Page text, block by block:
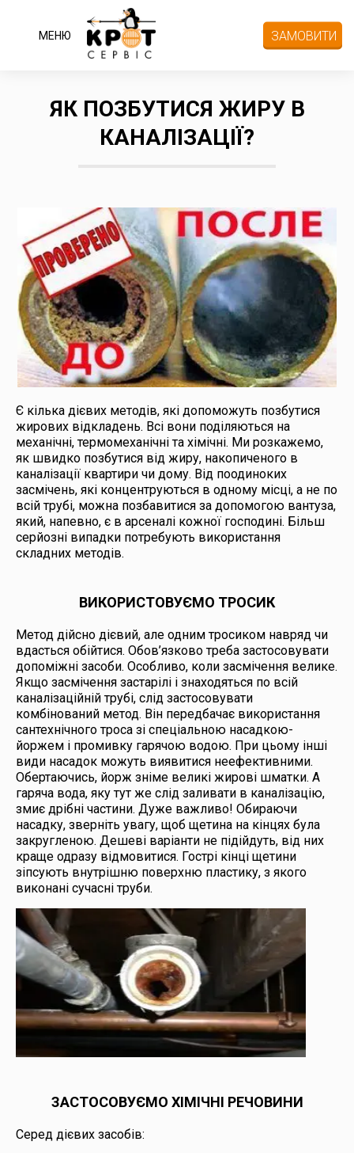
МЕНЮ ЗАМОВИТИ
ЯК ПОЗБУТИСЯ ЖИРУ В
КАНАЛІЗАЦІЇ?
Є кілька дієвих методів, які допоможуть позбутися
жирових відкладень. Всі вони поділяються на
механічні, термомеханічні та хімічні. Ми розкажемо,
як швидко позбутися від жиру, накопиченого в
каналізації квартири чи дому. Від поодиноких
засмічень, які концентруються в одному місці, а не по
всій трубі, можна позбавитися за допомогою вантуза,
який, напевно, є в арсеналі кожної господині. Більш
серйозні випадки потребують використання
складних методів.
ВИКОРИСТОВУЄМО ТРОСИК
Метод дійсно дієвий, але одним тросиком навряд чи
вдасться обійтися. Обов’язково треба застосовувати
допоміжні засоби. Особливо, коли засмічення велике.
Якщо засмічення застарілі і знаходяться по всій
каналізаційній трубі, слід застосовувати
комбінований метод. Він передбачає використання
сантехнічного троса зі спеціальною насадкою-
йоржем і промивку гарячою водою. При цьому інші
види насадок можуть виявитися неефективними.
Обертаючись, йорж зніме великі жирові шматки. А
гаряча вода, яку тут же слід заливати в каналізацію,
змиє дрібні частини. Дуже важливо! Обираючи
насадку, зверніть увагу, щоб щетина на кінцях була
закругленою. Дешеві варіанти не підійдуть, від них
краще одразу відмовитися. Гострі кінці щетини
зіпсують внутрішню поверхню пластику, з якого
виконані сучасні труби.
ЗАСТОСОВУЄМО ХІМІЧНІ РЕЧОВИНИ
Серед дієвих засобів: